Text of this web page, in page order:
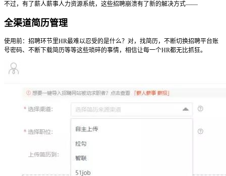
不过，有了薪人薪事人力资源系统，这些招聘崩溃有了新的解决方式——
全渠道简历管理
使用前：招聘环节里HR最难以忍受的是什么？对，找简历，不断切换招聘平台账
号密码、不断下载简历等等这些琐碎的事情，相信让每一个HR都无比抓狂。